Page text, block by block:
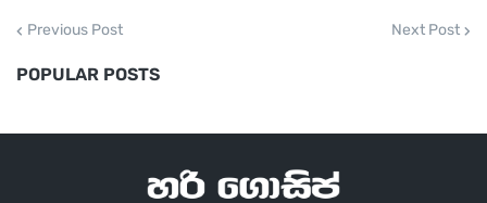
අධ්‍යාපන ප්‍රතිසංස්කරණ යටතේ එම ශ්‍රේණිවල
Previous Post Next Post
POPULAR POSTS